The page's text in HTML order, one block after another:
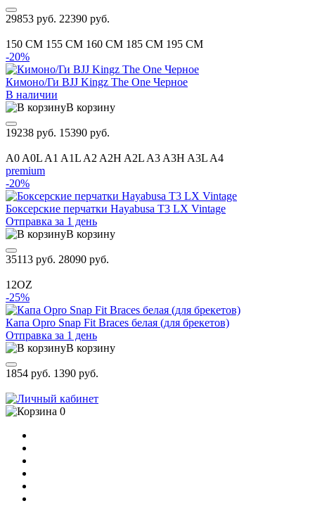
29853 руб. 22390 руб.
150 CM 155 CM 160 CM 185 CM 195 CM
-20%
Кимоно/Ги BJJ Kingz The One Черное
В наличии
В корзину
19238 руб. 15390 руб.
A0 A0L A1 A1L A2 A2H A2L A3 A3H A3L A4
premium
-20%
Боксерские перчатки Hayabusa T3 LX Vintage
Отправка за 1 день
В корзину
35113 руб. 28090 руб.
12OZ
-25%
Капа Opro Snap Fit Braces белая (для брекетов)
Отправка за 1 день
В корзину
1854 руб. 1390 руб.
0